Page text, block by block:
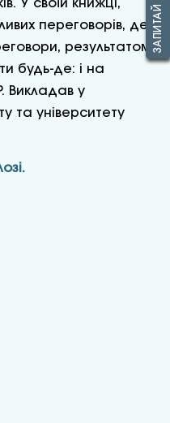
У своїй книжці,
переговорів, де
результатом
будь-де: і на
Викладав у
та університету